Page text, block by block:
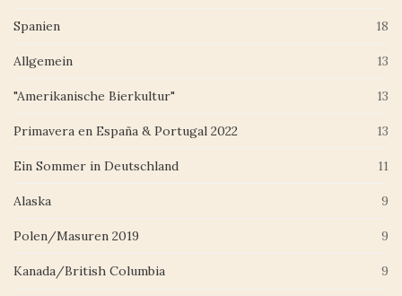
Spanien 18
Allgemein 13
"Amerikanische Bierkultur" 13
Primavera en España & Portugal 2022 13
Ein Sommer in Deutschland 11
Alaska 9
Polen/Masuren 2019 9
Kanada/British Columbia 9